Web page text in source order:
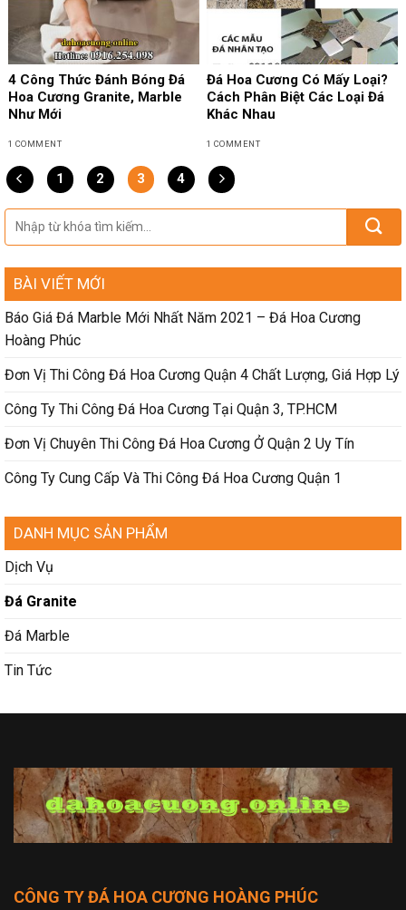
BÀI VIẾT MỚI
Báo Giá Đá Marble Mới Nhất Năm 2021 – Đá Hoa Cương
Hoàng Phúc
Đơn Vị Thi Công Đá Hoa Cương Quận 4 Chất Lượng, Giá Hợp Lý
Công Ty Thi Công Đá Hoa Cương Tại Quận 3, TP.HCM
Đơn Vị Chuyên Thi Công Đá Hoa Cương Ở Quận 2 Uy Tín
Công Ty Cung Cấp Và Thi Công Đá Hoa Cương Quận 1
DANH MỤC SẢN PHẨM
Dịch Vụ
Đá Granite
Đá Marble
Tin Tức
4 Công Thức Đánh Bóng Đá
Hoa Cương Granite, Marble
Như Mới
1 COMMENT
Đá Hoa Cương Có Mấy Loại?
Cách Phân Biệt Các Loại Đá
Khác Nhau
1 COMMENT
1 2 3 4
CÔNG TY ĐÁ HOA CƯƠNG HOÀNG PHÚC